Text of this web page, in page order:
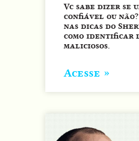
Vc sabe dizer se
confiável ou
nas dicas do
como identificar
maliciosos.
Acesse »